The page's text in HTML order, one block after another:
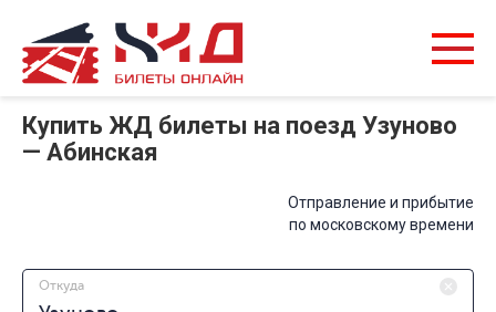
Купить ЖД билеты на поезд Узуново
— Абинская
Отправление и прибытие
по московскому времени
Откуда